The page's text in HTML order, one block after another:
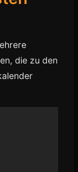
die zu den